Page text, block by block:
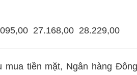
27.168,00 28.229,00
mua tiền mặt, Ngân hàng